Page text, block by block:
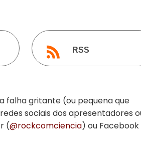
RSS
falha gritante (ou pequena que
sociais dos apresentadores
(@rockcomciencia) ou Facebook